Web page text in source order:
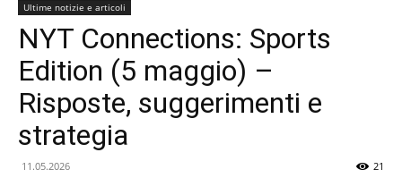
Ultime notizie e articoli
NYT Connections: Sports
Edition (5 maggio) –
Risposte, suggerimenti e
strategia
11.05.2026 21